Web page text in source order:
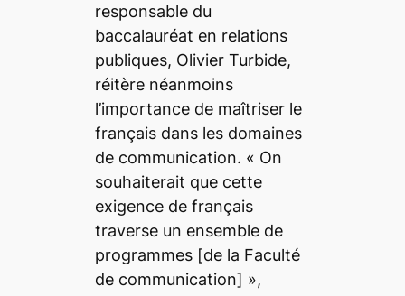
responsable du
baccalauréat en relations
publiques, Olivier Turbide,
réitère néanmoins
l’importance de maîtriser le
français dans les domaines
de communication. « On
souhaiterait que cette
exigence de français
traverse un ensemble de
programmes[de la Faculté
de communication] »,